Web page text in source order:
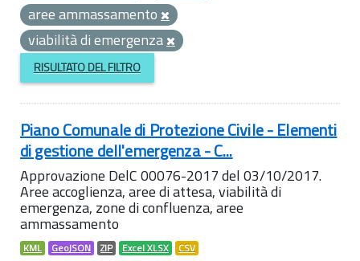
aree ammassamento
viabilità di emergenza
RISULTATO DEL FILTRO
Piano Comunale di Protezione Civile - Elementi
di gestione dell'emergenza - C...
Approvazione DelC 00076-2017 del 03/10/2017.
Aree accoglienza, aree di attesa, viabilità di
emergenza, zone di confluenza, aree
ammassamento
KML GeoJSON ZIP Excel XLSX CSV